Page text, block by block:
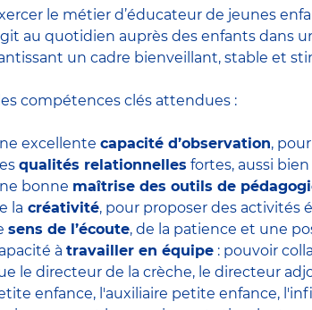
le métier d’éducateur de jeunes
au quotidien auprès des enfants dans
un cadre bienveillant, stable et
compétences clés attendues :
excellente capacité d’observation,
qualités relationnelles fortes, aussi
bonne maîtrise des outils de
la créativité, pour proposer des activités
sens de l’écoute, de la patience et une
à travailler en équipe : pouvoir
le directeur de la crèche, le directeur
enfance, l'auxiliaire petite enfance,